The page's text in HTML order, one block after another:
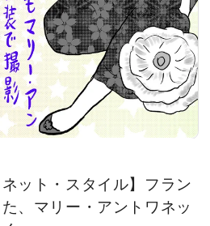
ネット・スタイル】フラン
、マリー・アントワネッ